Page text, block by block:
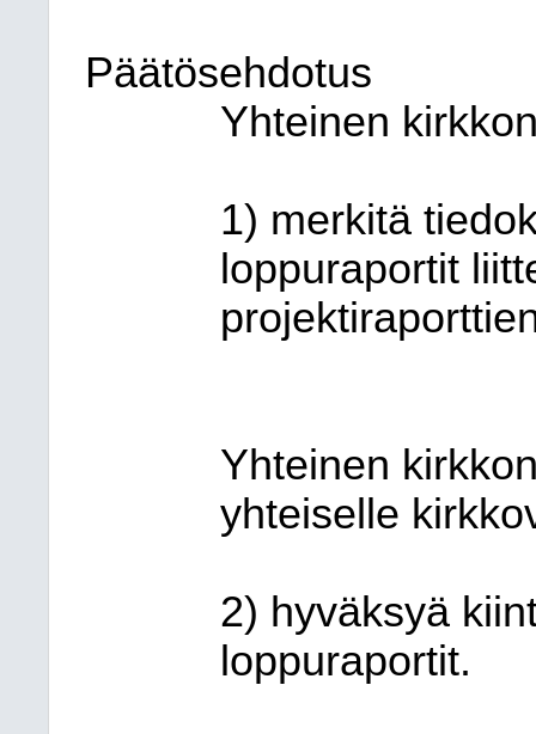
Päätösehdotus
Yhteinen
1) merkitä
loppuraportit
Yhteinen
yhteiselle
2) hyväksyä
loppuraportit.